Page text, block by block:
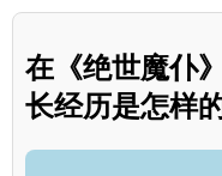
在《绝世魔仆
长经历是怎样